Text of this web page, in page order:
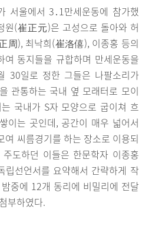
서울에서 3․1만세운동에 참가했
(崔正元)은 고성으로 돌아와 허
周), 최낙희(崔洛僖), 이종홍 등의
여 동지들을 규합하며 만세운동을
30일로 정한 그들은 나팔소리가
관통하는 국내 옆 모래터로 모이
국내가 S자 모양으로 굽이쳐 흐
이는 곳인데, 공간이 매우 넓어서
여 씨름경기를 하는 장소로 이용되
도하던 이들은 한문학자 이종홍
선언서를 요약해서 간략하게 작
중에 12개 동리에 비밀리에 전달
부하였다.